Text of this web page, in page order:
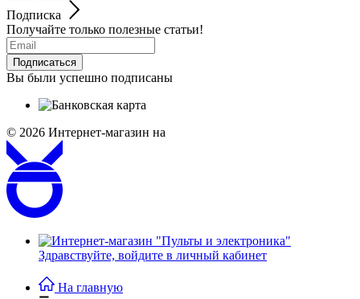
Подписка
Получайте только полезные статьи!
Подписаться
Вы были успешно подписаны
© 2026 Интернет-магазин на
Здравствуйте, войдите в личный кабинет
На главную